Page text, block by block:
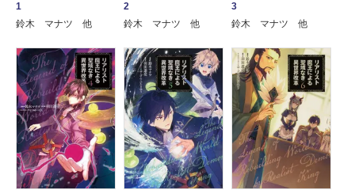
1
鈴木 マナツ 他
2
鈴木 マナツ 他
3
鈴木 マナツ 他